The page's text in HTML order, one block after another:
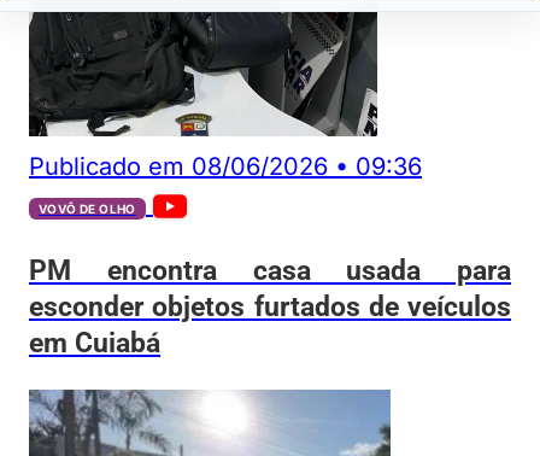
Publicado em 08/06/2026 • 09:36
VOVÔ DE OLHO
PM encontra casa usada para
esconder objetos furtados de veículos
em Cuiabá